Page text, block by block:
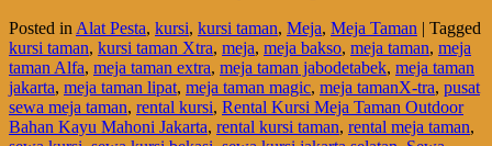
Posted in Alat Pesta, kursi, kursi taman, Meja, Meja Taman | Tagged
kursi taman, kursi taman Xtra, meja, meja bakso, meja taman, meja
taman Alfa, meja taman extra, meja taman jabodetabek, meja taman
jakarta, meja taman lipat, meja taman magic, meja tamanX-tra, pusat
sewa meja taman, rental kursi, Rental Kursi Meja Taman Outdoor
Bahan Kayu Mahoni Jakarta, rental kursi taman, rental meja taman,